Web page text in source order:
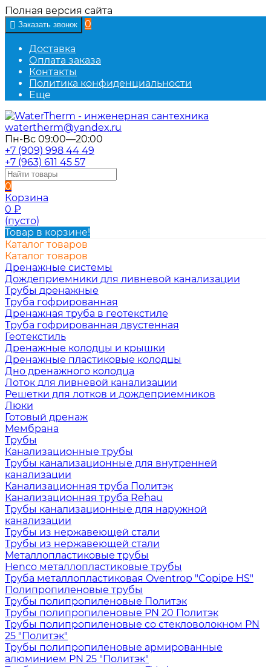
Полная версия сайта
Заказать звонок 0
Доставка
Оплата заказа
Контакты
Политика конфиденциальности
Еще
watertherm@yandex.ru
Пн-Вс 09:00—20:00
+7 (909) 998 44 49
+7 (963) 611 45 57
0
Корзина
0 ₽
(пусто)
Товар в корзине!
Каталог товаров
Каталог товаров
Дренажные системы
Дождеприемники для ливневой канализации
Трубы дренажные
Труба гофрированная
Дренажная труба в геотекстиле
Труба гофрированная двустенная
Геотекстиль
Дренажные колодцы и крышки
Дренажные пластиковые колодцы
Дно дренажного колодца
Лоток для ливневой канализации
Решетки для лотков и дождеприемников
Люки
Готовый дренаж
Мембрана
Трубы
Канализационные трубы
Трубы канализационные для внутренней
канализации
Канализационная труба Политэк
Канализационная труба Rehau
Трубы канализационные для наружной
канализации
Трубы из нержавеющей стали
Трубы из нержавеющей стали
Металлопластиковые трубы
Henco металлопластиковые трубы
Труба металлопластиковая Oventrop "Copipe HS"
Полипропиленовые трубы
Трубы полипропиленовые Политэк
Трубы полипропиленовые PN 20 Политэк
Трубы полипропиленовые со стекловолокном PN
25 "Политэк"
Трубы полипропиленовые армированные
алюминием PN 25 "Политэк"